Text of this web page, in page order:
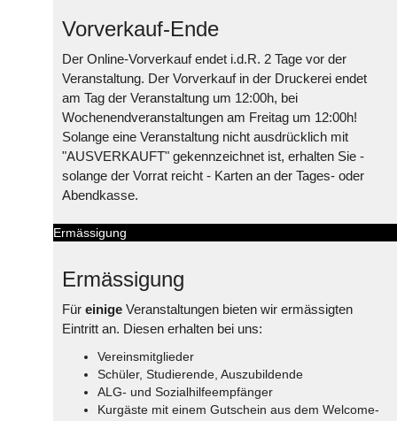
Vorverkauf-Ende
Der Online-Vorverkauf endet i.d.R. 2 Tage vor der
Veranstaltung. Der Vorverkauf in der Druckerei endet
am Tag der Veranstaltung um 12:00h, bei
Wochenendveranstaltungen am Freitag um 12:00h!
Solange eine Veranstaltung nicht ausdrücklich mit
"AUSVERKAUFT" gekennzeichnet ist, erhalten Sie -
solange der Vorrat reicht - Karten an der Tages- oder
Abendkasse.
Ermässigung
Ermässigung
Für einige Veranstaltungen bieten wir ermässigten
Eintritt an. Diesen erhalten bei uns:
Vereinsmitglieder
Schüler, Studierende, Auszubildende
ALG- und Sozialhilfeempfänger
Kurgäste mit einem Gutschein aus dem Welcome-